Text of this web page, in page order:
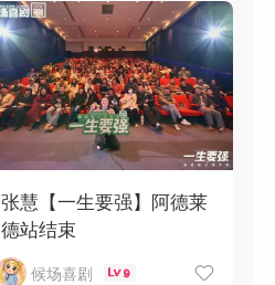
张慧【一生要强】阿德莱
德站结束
候场喜剧 9